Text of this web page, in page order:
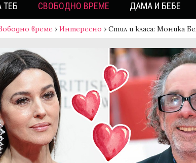
ТЕБ СВОБОДНО ВРЕМЕ ДАМА И БЕБЕ
време › Интересно › Стил и класа: Моника